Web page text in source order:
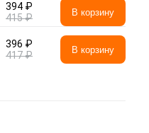
394 ₽
415 ₽
В корзину
396 ₽
417 ₽
В корзину